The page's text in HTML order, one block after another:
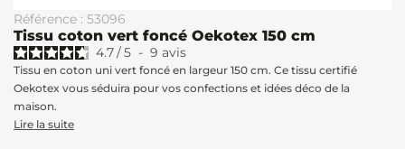
Référence : 53096
Tissu coton vert foncé Oekotex 150 cm
4.7/5 - 9 avis
Tissu en coton uni vert foncé en largeur 150 cm. Ce tissu certifié
Oekotex vous séduira pour vos confections et idées déco de la
maison.
Lire la suite